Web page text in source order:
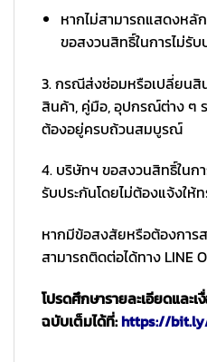
หากไม่สามารถแสดงหลั
ขอสงวนสิทธิ์ในการไม่รั
3. กรณีส่งซ่อมหรือเปลี่ยน
สินค้า, คู่มือ, อุปกรณ์ต่าง ๆ
ต้องอยู่ครบถ้วนสมบูรณ์
4. บริษัทฯ ขอสงวนสิทธิ์ในก
รับประกันโดยไม่ต้องแจ้งให้
หากมีข้อสงสัยหรือต้องการ
สามารถติดต่อได้ทาง LINE
โปรดศึกษารายละเอียดและ
ฉบับเต็มได้ที่:https://